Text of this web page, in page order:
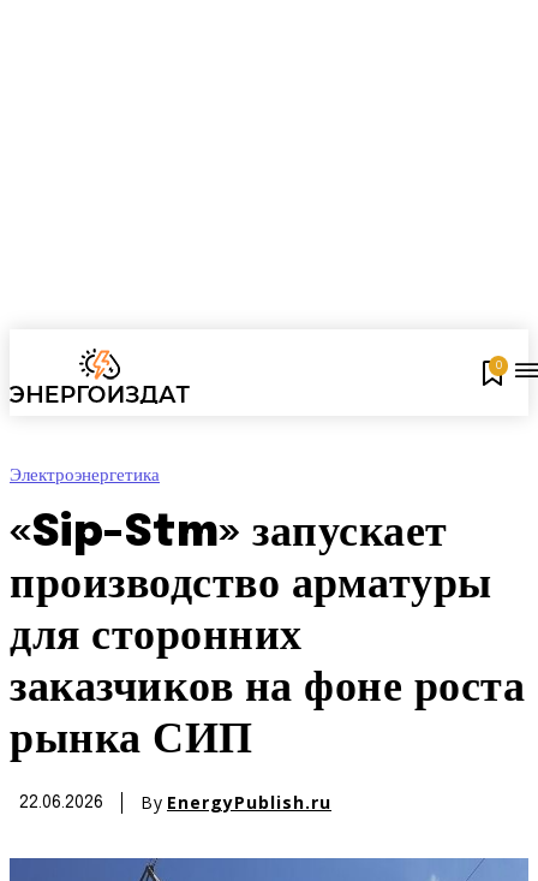
0
Электроэнергетика
«Sip-Stm» запускает
производство арматуры
для сторонних
заказчиков на фоне роста
рынка СИП
22.06.2026 By EnergyPublish.ru